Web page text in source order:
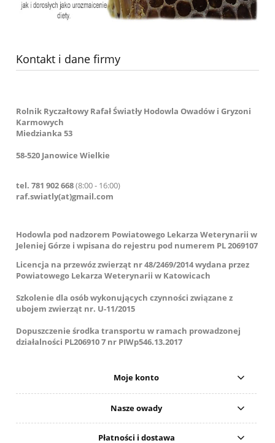
Kontakt i dane firmy
Rolnik Ryczałtowy Rafał Światły Hodowla Owadów i Gryzoni
Karmowych
Miedzianka 53
58-520 Janowice Wielkie
tel. 781 902 668(8:00 - 16:00)
raf.swiatly(at)gmail.com
Hodowla pod nadzorem Powiatowego Lekarza Weterynarii w
Jeleniej Górze i wpisana do rejestru pod numerem PL 2069107
Licencja na przewóz zwierząt nr 48/2469/2014 wydana przez
Powiatowego Lekarza Weterynarii w Katowicach
Szkolenie dla osób wykonujących czynności związane z
ubojem zwierząt nr. U-11/2015
Dopuszczenie środka transportu w ramach prowadzonej
działalności PL206910 7 nr PIWp546.13.2017
Moje konto
Nasze owady
Płatności i dostawa